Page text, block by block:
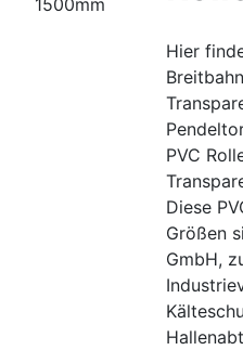
Hier
PVC
Diese
Größen
GmbH,